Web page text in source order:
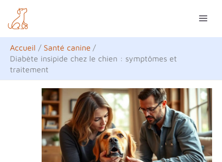
contenu
Accueil
Santé canine
Diabète insipide chez le chien : symptômes et
traitement
e
c
h
e